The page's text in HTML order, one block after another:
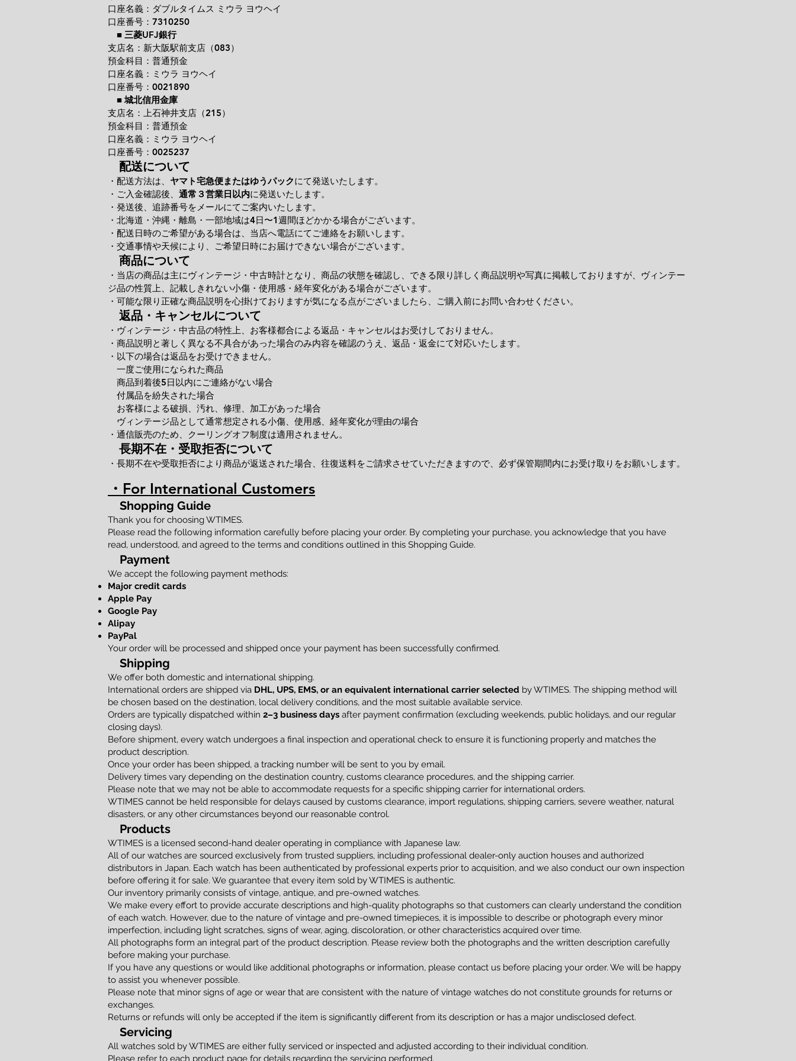
口座名義：ダブルタイムス ミウラ ヨウヘイ
口座番号：7310250
■ 三菱UFJ銀行
支店名：新大阪駅前支店（083）
預金科目：普通預金
口座名義：ミウラ ヨウヘイ
口座番号：0021890
■ 城北信用金庫
支店名：上石神井支店（215）
預金科目：普通預金
口座名義：ミウラ ヨウヘイ
口座番号：0025237
配送について
・配送方法は、 ヤマト宅急便またはゆうパックにて発送いたします。
・ご入金確認後、 通常３営業日以内に発送いたします。
・発送後、追跡番号をメールにてご案内いたします。
・北海道・沖縄・離島・一部地域は4日〜1週間ほどかかる場合がございます。
・配送日時のご希望がある場合は、当店へ電話にてご連絡をお願いします。
・交通事情や天候により、ご希望日時にお届けできない場合がございます。
商品について
・当店の商品は主にヴィンテージ・中古時計となり、商品の状態を確認し、できる限り詳しく商品説明や写真に掲載しておりますが、ヴィンテー
ジ品の性質上、記載しきれない小傷・使用感・経年変化がある場合がございます。
・可能な限り正確な商品説明を心掛けておりますが気になる点がございましたら、ご購入前にお問い合わせください。
返品・キャンセルについて
・ヴィンテージ・中古品の特性上、お客様都合による返品・キャンセルはお受けしておりません。
・商品説明と著しく異なる不具合があった場合のみ内容を確認のうえ、返品・返金にて対応いたします。
・以下の場合は返品をお受けできません。
一度ご使用になられた商品
商品到着後5日以内にご連絡がない場合
付属品を紛失された場合
お客様による破損、汚れ、修理、加工があった場合
ヴィンテージ品として通常想定される小傷、使用感、経年変化が理由の場合
・通信販売のため、クーリングオフ制度は適用されません。
長期不在・受取拒否について
・長期不在や受取拒否により商品が返送された場合、往復送料をご請求させていただきますので、必ず保管期間内にお受け取りをお願いします。
・For International Customers
Shopping Guide
Thank you for choosing WTIMES.
Please read the following information carefully before placing your order. By completing your purchase, you acknowledge that you have
read, understood, and agreed to the terms and conditions outlined in this Shopping Guide.
Payment
We accept the following payment methods:
Major credit cards
Apple Pay
Google Pay
Alipay
PayPal
Your order will be processed and shipped once your payment has been successfully confirmed.
Shipping
We offer both domestic and international shipping.
International orders are shipped via DHL, UPS, EMS, or an equivalent international carrier selected by WTIMES. The shipping method will
be chosen based on the destination, local delivery conditions, and the most suitable available service.
Orders are typically dispatched within 2–3 business days after payment confirmation (excluding weekends, public holidays, and our regular
closing days).
Before shipment, every watch undergoes a final inspection and operational check to ensure it is functioning properly and matches the
product description.
Once your order has been shipped, a tracking number will be sent to you by email.
Delivery times vary depending on the destination country, customs clearance procedures, and the shipping carrier.
Please note that we may not be able to accommodate requests for a specific shipping carrier for international orders.
WTIMES cannot be held responsible for delays caused by customs clearance, import regulations, shipping carriers, severe weather, natural
disasters, or any other circumstances beyond our reasonable control.
Products
WTIMES is a licensed second-hand dealer operating in compliance with Japanese law.
All of our watches are sourced exclusively from trusted suppliers, including professional dealer-only auction houses and authorized
distributors in Japan. Each watch has been authenticated by professional experts prior to acquisition, and we also conduct our own inspection
before offering it for sale. We guarantee that every item sold by WTIMES is authentic.
Our inventory primarily consists of vintage, antique, and pre-owned watches.
We make every effort to provide accurate descriptions and high-quality photographs so that customers can clearly understand the condition
of each watch. However, due to the nature of vintage and pre-owned timepieces, it is impossible to describe or photograph every minor
imperfection, including light scratches, signs of wear, aging, discoloration, or other characteristics acquired over time.
All photographs form an integral part of the product description. Please review both the photographs and the written description carefully
before making your purchase.
If you have any questions or would like additional photographs or information, please contact us before placing your order. We will be happy
to assist you whenever possible.
Please note that minor signs of age or wear that are consistent with the nature of vintage watches do not constitute grounds for returns or
exchanges.
Returns or refunds will only be accepted if the item is significantly different from its description or has a major undisclosed defect.
Servicing
All watches sold by WTIMES are either fully serviced or inspected and adjusted according to their individual condition.
Please refer to each product page for details regarding the servicing performed.